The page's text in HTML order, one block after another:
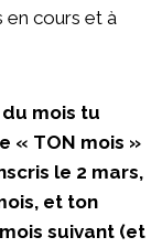
en cours et à
mois tu
« TON mois »
le 2 mars,
et ton
suivant (et